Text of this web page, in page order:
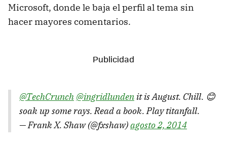
Microsoft, donde le baja el perfil al tema sin
hacer mayores comentarios.
@TechCrunch @ingridlunden it is August. Chill. 😊
soak up some rays. Read a book. Play titanfall.
— Frank X. Shaw (@fxshaw)agosto 2, 2014